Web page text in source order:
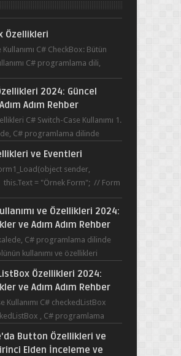
Özellikleri
C# CheckBox: Bütün
C# programlama dili,
uygulama üzerinde seçim yapma...
2024: Güncel
Adım Rehber
C# Switch-Case Kullanımı 1.
C# programlama dilinde
ve Eventleri
sender,
= "Örnek Form"; // Form
= Co...
ve Özellikleri 2024:
ve Adım Adım Rehber
C# programlama dilinde
kullanımı ve özellikleri
Özellikleri 2024:
ve Adım Adım Rehber
Kullanımı C# checkedListBox
, C# programlama
Button Özellikleri ve
Elden İnceleme ve